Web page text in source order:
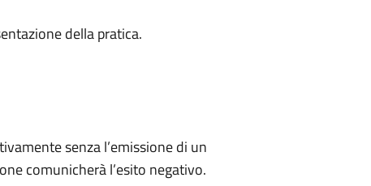
della pratica.
senza l’emissione di un
comunicherà l’esito negativo.